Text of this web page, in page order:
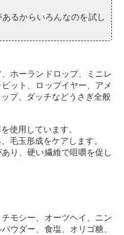
るからいろんなのを試し
ホーランドロップ、ミニレ
ット、ロップイヤー、アメ
プ、ダッチなどうさぎ全般
使用しています。
毛玉形成をケアします。
り、硬い繊維で咀嚼を促し
モシー、オーツヘイ、ニン
ウダー、食塩、オリゴ糖、